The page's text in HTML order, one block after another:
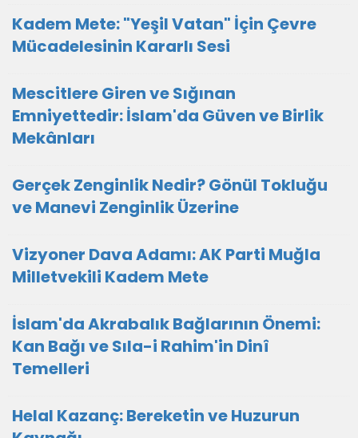
Kadem Mete: "Yeşil Vatan" İçin Çevre
Mücadelesinin Kararlı Sesi
Mescitlere Giren ve Sığınan
Emniyettedir: İslam'da Güven ve Birlik
Mekânları
Gerçek Zenginlik Nedir? Gönül Tokluğu
ve Manevi Zenginlik Üzerine
Vizyoner Dava Adamı: AK Parti Muğla
Milletvekili Kadem Mete
İslam'da Akrabalık Bağlarının Önemi:
Kan Bağı ve Sıla-i Rahim'in Dinî
Temelleri
Helal Kazanç: Bereketin ve Huzurun